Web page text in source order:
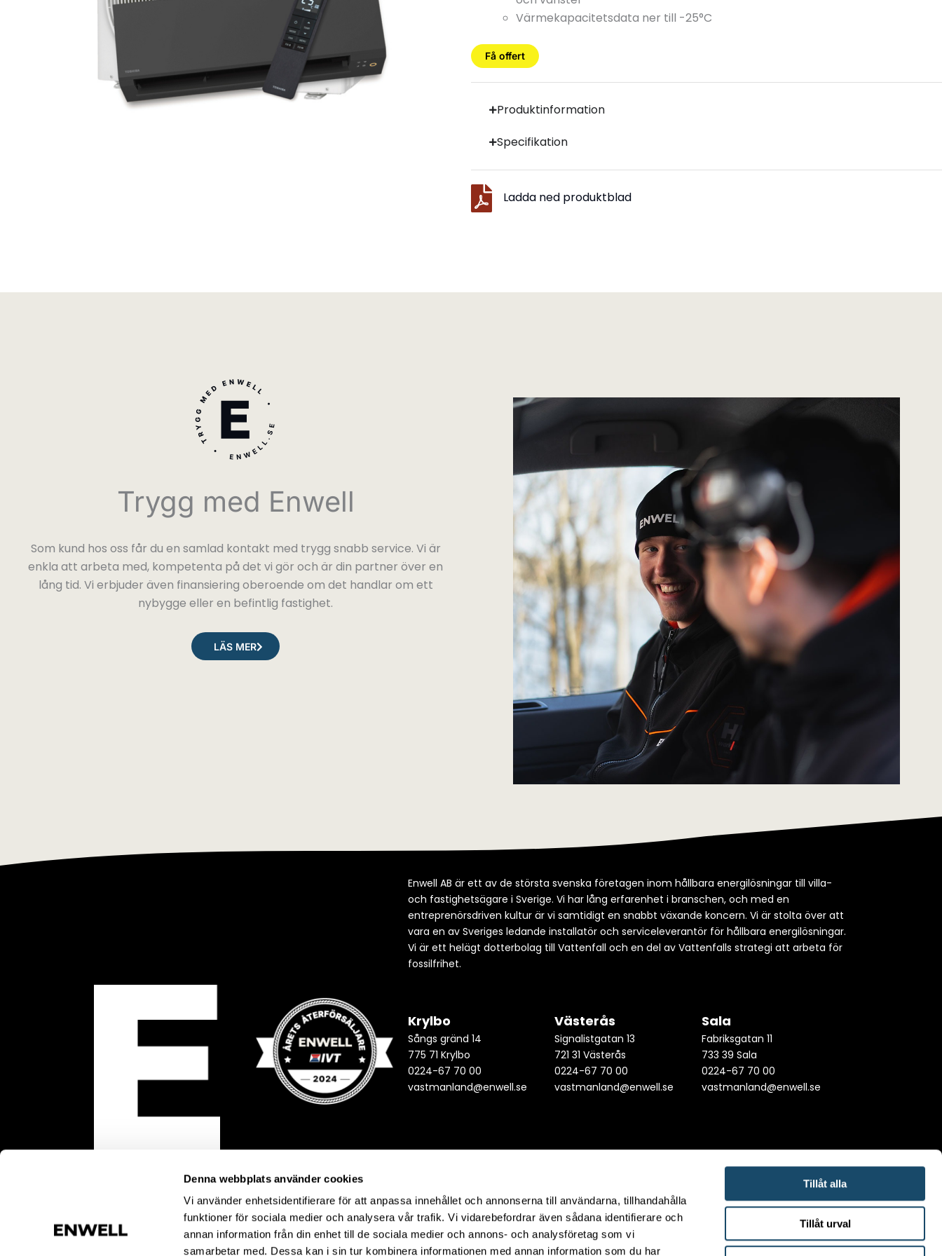
Denna webbplats använder cookies
Vi använder enhetsidentifierare för att anpassa innehållet och annonserna till användarna, tillhandahålla
funktioner för sociala medier och analysera vår trafik. Vi vidarebefordrar även sådana identifierare och
annan information från din enhet till de sociala medier och annons- och analysföretag som vi
samarbetar med. Dessa kan i sin tur kombinera informationen med annan information som du har
Tillåt alla
Tillåt urval
Värmekapacitetsdata ner till -25°C
Få offert
Produktinformation
Specifikation
Ladda ned produktblad
Trygg med Enwell
Som kund hos oss får du en samlad kontakt med trygg snabb service. Vi är
enkla att arbeta med, kompetenta på det vi gör och är din partner över en
lång tid. Vi erbjuder även finansiering oberoende om det handlar om ett
nybygge eller en befintlig fastighet.
LÄS MER
Enwell AB är ett av de största svenska företagen inom hållbara energilösningar till villa-
och fastighetsägare i Sverige. Vi har lång erfarenhet i branschen, och med en
entreprenörsdriven kultur är vi samtidigt en snabbt växande koncern. Vi är stolta över att
vara en av Sveriges ledande installatör och serviceleverantör för hållbara energilösningar.
Vi är ett helägt dotterbolag till Vattenfall och en del av Vattenfalls strategi att arbeta för
fossilfrihet.
Krylbo
Sångs gränd 14
775 71 Krylbo
0224-67 70 00
vastmanland@enwell.se
Västerås
Signalistgatan 13
721 31 Västerås
0224-67 70 00
vastmanland@enwell.se
Sala
Fabriksgatan 11
733 39 Sala
0224-67 70 00
vastmanland@enwell.se